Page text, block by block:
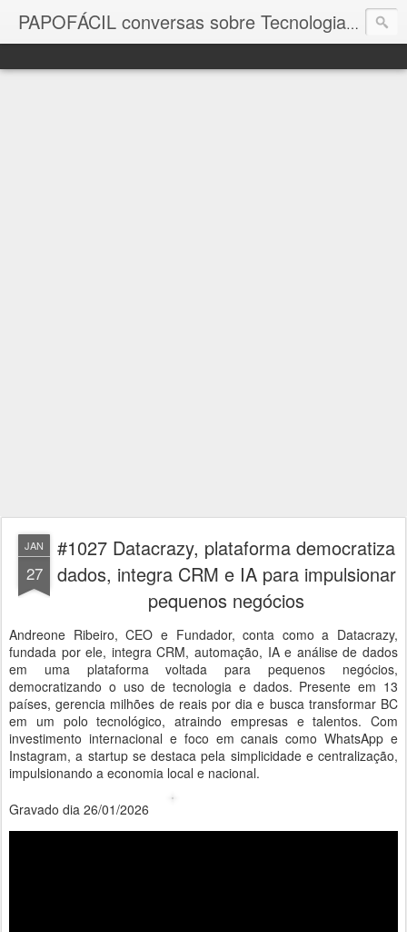
PAPOFÁCIL conversas sobre Tecnologiacom a
JAN
27
#1027 Datacrazy, plataforma democratiza
dados, integra CRM e IA para impulsionar
pequenos negócios
Andreone Ribeiro, CEO e Fundador, conta como a Datacrazy,
fundada por ele, integra CRM, automação, IA e análise de dados
em uma plataforma voltada para pequenos negócios,
democratizando o uso de tecnologia e dados. Presente em 13
países, gerencia milhões de reais por dia e busca transformar BC
em um polo tecnológico, atraindo empresas e talentos. Com
investimento internacional e foco em canais como WhatsApp e
Instagram, a startup se destaca pela simplicidade e centralização,
impulsionando a economia local e nacional.
Gravado dia 26/01/2026